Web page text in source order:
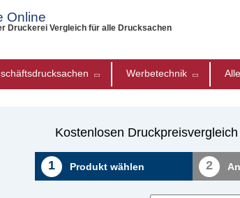
Druckerei Vergleich für alle Drucksachen
Werbetechnik
Kostenlosen
1 Produkt wählen 2